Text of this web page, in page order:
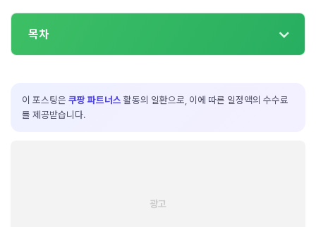
목차
이 포스팅은 쿠팡 파트너스 활동의 일환으로, 이에 따른 일정액의 수수료
를 제공받습니다.